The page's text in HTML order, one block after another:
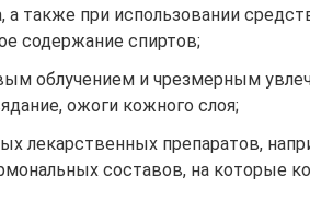
а также при использовании
содержание спиртов;
облучением и чрезмерным
ожоги кожного слоя;
лекарственных препаратов,
составов, на которые